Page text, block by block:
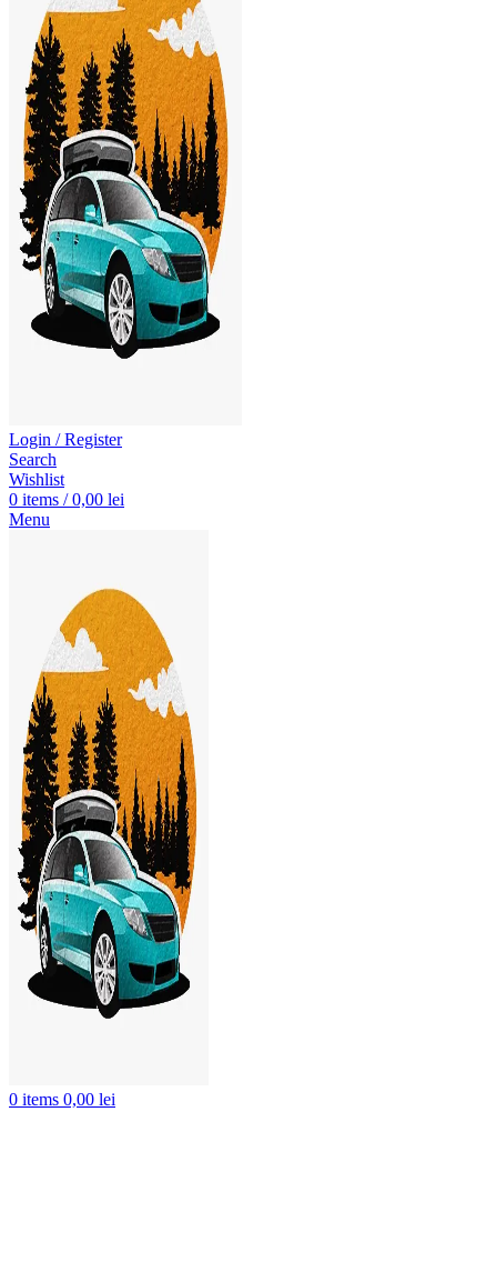
Login / Register
Search
Wishlist
0 items / 0,00 lei
Menu
0 items 0,00 lei